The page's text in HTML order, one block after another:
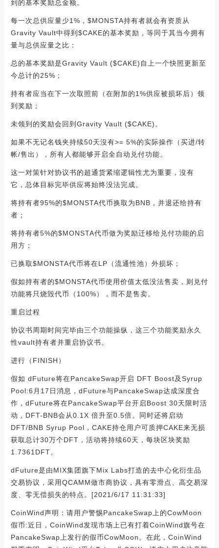
到的基本奖励总金额。
每一次总供应量少1%，$MONSTA持有者就会有资质从
Gravity Vault中得到$CAKE的基本奖励，等同于其当今拥有
量与总供应量之比：
总的基本奖励是Gravity Vault ($CAKE)自上一个快照更新至
今总计的25%；
持有者应当在下一次取照前（在附加的1%供应被损坏后）领
到奖励；
未领到的奖励会回到Gravity Vault ($CAKE)。
如果不无记名钱夹持续50天沒有>= 5%的实际操作（买进/转
帐/售出），所有人都能够开启全自动兑付功能。
这一对策针对协议书的超通货紧缩逻辑性尤为重要，沒有
它，总体目标完毕供应将始终没法完成。
将持有者95%的$MONSTA代币换取为BNB，并退还给持有
者；
将持有者5%的$MONSTA代币做为奖励迁移给兑付功能的启
用方；
已换取$MONSTA代币将在LP（流通性池）外损坏；
假如持有者的$MONSTA代币使用价值太低没法售卖，则兑付
功能将只烧毁代币（100%），而不是售卖。
重启过程
协议书周期时间完毕由三个功能操纵，这三个功能奖励永久
性vault持有者并重启协议书。
进行（FINISH）
假如 dFuture将在PancakeSwap开启 DFT Boost及Syrup
Pool:6月17日消息，dFuture与PancakeSwap达成深度合
作，dFuture将在PancakeSwap平台开启Boost 30天限时活
动，DFT-BNB会从0.1X 倍升至0.5倍。同时还将启动
DFT/BNB Syrup Pool，CAKE持仓用户可质押CAKE来无损
获取总计30万个DFT，活动将持续60天，每块区块奖励
1.7361DFT。
dFuture是由MIX集团旗下Mix Labs打造的去中心化衍生品
交易协议，采用QCAMM做市商协议，具有零滑点、高交易深
度、零无偿损失的特点。[2021/6/17 11:31:33]
CoinWind声明：请用户警惕PancakeSwap上的CowMoon
假币:近日，CoinWind发现市场上已有打着CoinWind旗号在
PancakeSwap上发行的假币CowMoon。在此，CoinWind